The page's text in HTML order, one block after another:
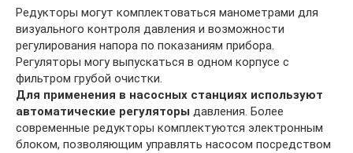
Редукторы могут комплектоваться манометрами для
визуального контроля давления и возможности
регулирования напора по показаниям прибора.
Регуляторы могу выпускаться в одном корпусе с
фильтром грубой очистки.
Для применения в насосных станциях используют
автоматические регуляторы давления. Более
современные редукторы комплектуются электронным
блоком, позволяющим управлять насосом посредством